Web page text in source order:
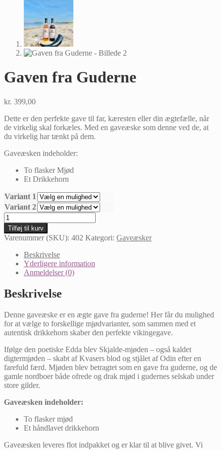
Gaven fra Guderne
kr. 399,00
Dette er den perfekte gave til far, kæresten eller din ægtefælle, når
de virkelig skal forkæles. Med en gaveæske som denne ved de, at
du virkelig har tænkt på dem.
Gaveæsken indeholder:
To flasker Mjød
Et Drikkehorn
Variant 1
Variant 2
Gaven
fra
Guderne
antal
Tilføj til kurv
Varenummer (SKU): 402 Kategori: Gaveæsker
Beskrivelse
Yderligere information
Anmeldelser (0)
Beskrivelse
Denne gaveæske er en ægte gave fra guderne! Her får du mulighed
for at vælge to forskellige mjødvarianter, som sammen med et
autentisk drikkehorn skaber den perfekte vikingegave.
Ifølge den poetiske Edda blev Skjalde-mjøden – også kaldet
digtermjøden – skabt af Kvasers blod og stjålet af Odin efter en
farefuld færd. Mjøden blev betragtet som en gave fra guderne, og de
gamle nordboer både ofrede og drak mjød i gudernes selskab under
store gilder.
Gaveæsken indeholder:
To flasker mjød
Et håndlavet drikkehorn
Gaveæsken leveres flot indpakket og er klar til at blive givet. Vi